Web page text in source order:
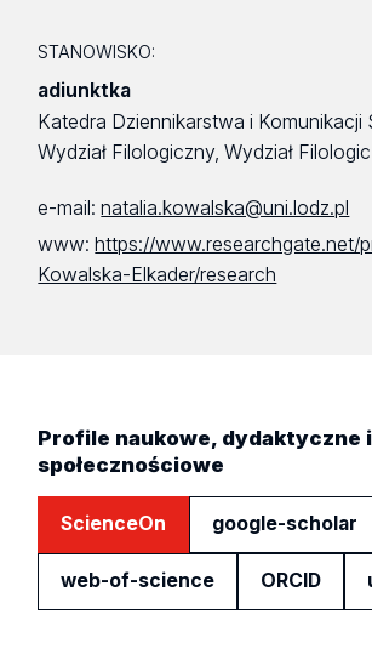
STANOWISKO:
adiunktka
Katedra Dziennikarstwa i Komunikacji
Wydział Filologiczny, Wydział
e-mail:natalia.kowalska@uni.lodz.pl
www:https://www.researchgate.net/
Kowalska-Elkader/research
Profile naukowe, dydaktyczne i
społecznościowe
ScienceOn google-scholar
web-of-science ORCID